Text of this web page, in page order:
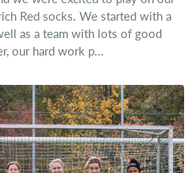
Red socks. We started with a
as a team with lots of good
our hard work p...